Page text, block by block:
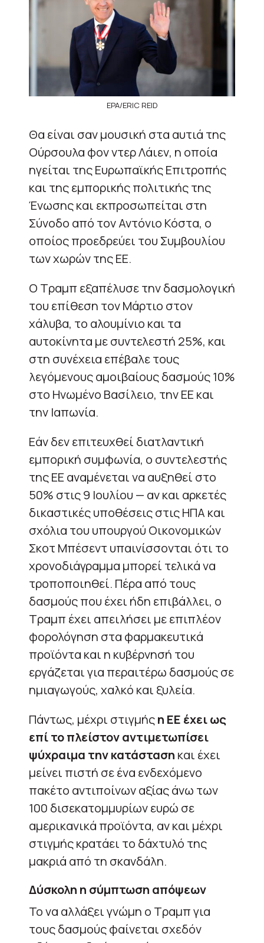
EPA/ERIC REID
Θα είναι σαν μουσική στα αυτιά της
Ούρσουλα φον ντερ Λάιεν, η οποία
ηγείται της Ευρωπαϊκής Επιτροπής
και της εμπορικής πολιτικής της
Ένωσης και εκπροσωπείται στη
Σύνοδο από τον Αντόνιο Κόστα, ο
οποίος προεδρεύει του Συμβουλίου
των χωρών της ΕΕ.
Ο Τραμπ εξαπέλυσε την δασμολογική
του επίθεση τον Μάρτιο στον
χάλυβα, το αλουμίνιο και τα
αυτοκίνητα με συντελεστή 25%, και
στη συνέχεια επέβαλε τους
λεγόμενους αμοιβαίους δασμούς 10%
στο Ηνωμένο Βασίλειο, την ΕΕ και
την Ιαπωνία.
Εάν δεν επιτευχθεί διατλαντική
εμπορική συμφωνία, ο συντελεστής
της ΕΕ αναμένεται να αυξηθεί στο
50% στις 9 Ιουλίου — αν και αρκετές
δικαστικές υποθέσεις στις ΗΠΑ και
σχόλια του υπουργού Οικονομικών
Σκοτ ​​Μπέσεντ υπαινίσσονται ότι το
χρονοδιάγραμμα μπορεί τελικά να
τροποποιηθεί. Πέρα από τους
δασμούς που έχει ήδη επιβάλλει, ο
Τραμπ έχει απειλήσει με επιπλέον
φορολόγηση στα φαρμακευτικά
προϊόντα και η κυβέρνησή του
εργάζεται για περαιτέρω δασμούς σε
ημιαγωγούς, χαλκό και ξυλεία.
Πάντως, μέχρι στιγμήςη ΕΕ έχει ως
επί το πλείστον αντιμετωπίσει
ψύχραιμα την κατάσταση και έχει
μείνει πιστή σε ένα ενδεχόμενο
πακέτο αντιποίνων αξίας άνω των
100 δισεκατομμυρίων ευρώ σε
αμερικανικά προϊόντα, αν και μέχρι
στιγμής κρατάει το δάχτυλό της
μακριά από τη σκανδάλη.
Δύσκολη η σύμπτωση απόψεων
Το να αλλάξει γνώμη ο Τραμπ για
τους δασμούς φαίνεται σχεδόν